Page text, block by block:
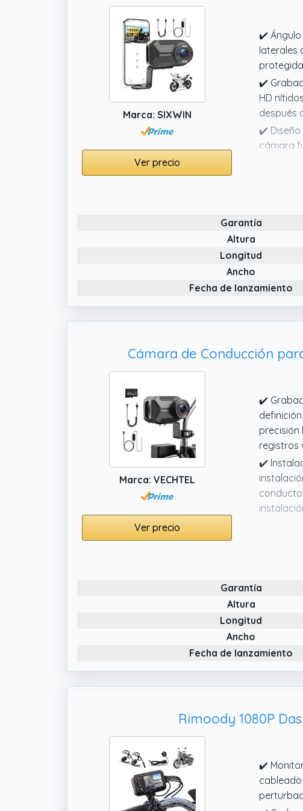
Marca: SIXWIN
Ver precio
✔️ Ángulo
laterales
✔️
HD
después
✔️ Diseño
cámara
✔️
la app.
Garantía
Altura
Longitud
Ancho
Fecha de lanzamiento
Cámara de Conducción
Marca: VECHTEL
Ver precio
✔️
precisión
registros
✔️
✔️
puntos
✔️
para ver
✔️
agua y
Garantía
Altura
Longitud
Ancho
Fecha de lanzamiento
Rimoody 1080P
✔️